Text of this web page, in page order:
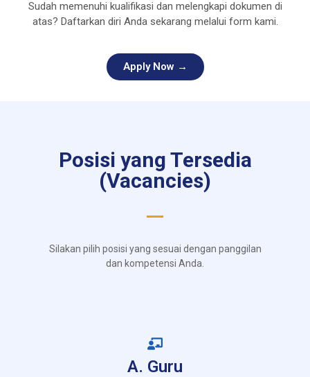
Sudah memenuhi kualifikasi dan melengkapi dokumen di
atas? Daftarkan diri Anda sekarang melalui form kami.
Apply Now →
Posisi yang Tersedia
(Vacancies)
Silakan pilih posisi yang sesuai dengan panggilan
dan kompetensi Anda.
A. Guru